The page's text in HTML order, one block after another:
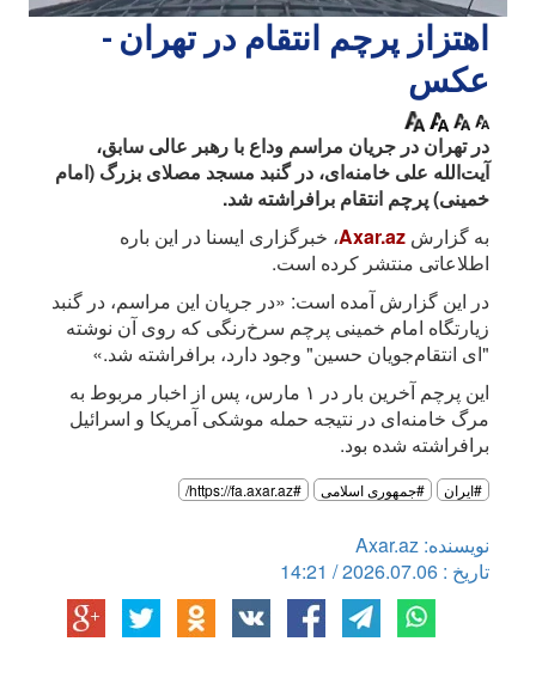
اهتزاز پرچم انتقام در تهران -
عکس
در تهران در جریان مراسم وداع با رهبر عالی سابق،
آیت‌الله علی خامنه‌ای، در گنبد مسجد مصلای بزرگ (امام
خمینی) پرچم انتقام برافراشته شد.
به گزارش Axar.az، خبرگزاری ایسنا در این باره
اطلاعاتی منتشر کرده است.
در این گزارش آمده است: «در جریان این مراسم، در گنبد
زیارتگاه امام خمینی پرچم سرخ‌رنگی که روی آن نوشته
"ای انتقام‌جویان حسین" وجود دارد، برافراشته شد.»
این پرچم آخرین بار در ۱ مارس، پس از اخبار مربوط به
مرگ خامنه‌ای در نتیجه حمله موشکی آمریکا و اسرائیل
برافراشته شده بود.
#ایران #جمهوری اسلامی #https://fa.axar.az/
نویسنده: Axar.az
تاریخ : 2026.07.06 / 14:21